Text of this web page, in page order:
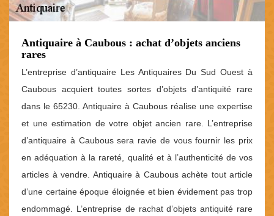
Antiquaire à Caubous : achat d’objets anciens
rares
L’entreprise d’antiquaire Les Antiquaires Du Sud Ouest à
Caubous acquiert toutes sortes d’objets d’antiquité rare
dans le 65230. Antiquaire à Caubous réalise une expertise
et une estimation de votre objet ancien rare. L’entreprise
d’antiquaire à Caubous sera ravie de vous fournir les prix
en adéquation à la rareté, qualité et à l’authenticité de vos
articles à vendre. Antiquaire à Caubous achète tout article
d’une certaine époque éloignée et bien évidement pas trop
endommagé. L’entreprise de rachat d’objets antiquité rare